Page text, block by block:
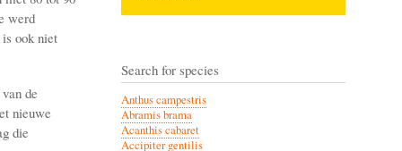
werd
ook niet
de
nieuwe
die
Search for species
Anthus campestris
Abramis brama
Acanthis cabaret
Accipiter gentilis